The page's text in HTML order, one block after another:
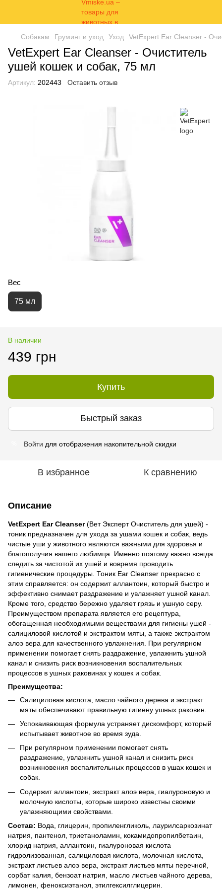
Собакам Груминг и уход Уход VetExpert Ear Cleanser -
VetExpert Ear Cleanser - Очиститель
ушей кошек и собак, 75 мл
Артикул: 202443 Оставить отзыв
Вес
75 мл
В наличии
439 грн
Купить
Быстрый заказ
Войти для отображения накопительной скидки
В избранное К сравнению
Описание
VetExpert Ear Cleanser(Вет Эксперт Очиститель для ушей) -
тоник предназначен для ухода за ушами кошек и собак, ведь
чистые уши у животного являются важными для здоровья и
благополучия вашего любимца. Именно поэтому важно всегда
следить за чистотой их ушей и вовремя проводить
гигиенические процедуры. Тоник Ear Cleanser прекрасно с
этим справляется: он содержит аллантоин, который быстро и
эффективно снимает раздражение и увлажняет ушной канал.
Кроме того, средство бережно удаляет грязь и ушную серу.
Преимуществом препарата является его рецептура,
обогащенная необходимыми веществами для гигиены ушей -
салициловой кислотой и экстрактом мяты, а также экстрактом
алоэ вера для качественного увлажнения. При регулярном
применении помогает снять раздражение, увлажнить ушной
канал и снизить риск возникновения воспалительных
процессов в ушных раковинах у кошек и собак.
Преимущества:
Салициловая кислота, масло чайного дерева и экстракт
мяты обеспечивают правильную гигиену ушных раковин.
Успокаивающая формула устраняет дискомфорт, который
испытывает животное во время зуда.
При регулярном применении помогает снять
раздражение, увлажнить ушной канал и снизить риск
возникновения воспалительных процессов в ушах кошек и
собак.
Содержит аллантоин, экстракт алоэ вера, гиалуроновую и
молочную кислоты, которые широко известны своими
увлажняющими свойствами.
Состав: Вода, глицерин, пропиленгликоль, лаурилсаркозинат
натрия, пантенол, триетаноламин, кокамидопропилбетаин,
хлорид натрия, аллантоин, гиалуроновая кислота
гидролизованная, салициловая кислота, молочная кислота,
экстракт листьев алоэ вера, экстракт листьев мяты перечной,
сорбат калия, бензоат натрия, масло листьев чайного дерева,
лимонен, феноксиэтанол, этилгексилглицерин.